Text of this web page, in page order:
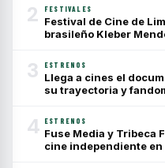
2 FESTIVALES
Festival de Cine de
brasileño Kleber
3 ESTRENOS
Llega a cines el
su trayectoria y
4 ESTRENOS
Fuse Media y Tribeca
cine independiente